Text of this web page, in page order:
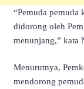
“Pemuda pemuda
didorong oleh
menunjang,” kata
Menurutnya,
mendorong